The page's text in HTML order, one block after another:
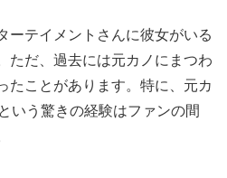
ーテイメントさんに彼女がいる
ただ、過去には元カノにまつわ
たことがあります。特に、元カ
いう驚きの経験はファンの間